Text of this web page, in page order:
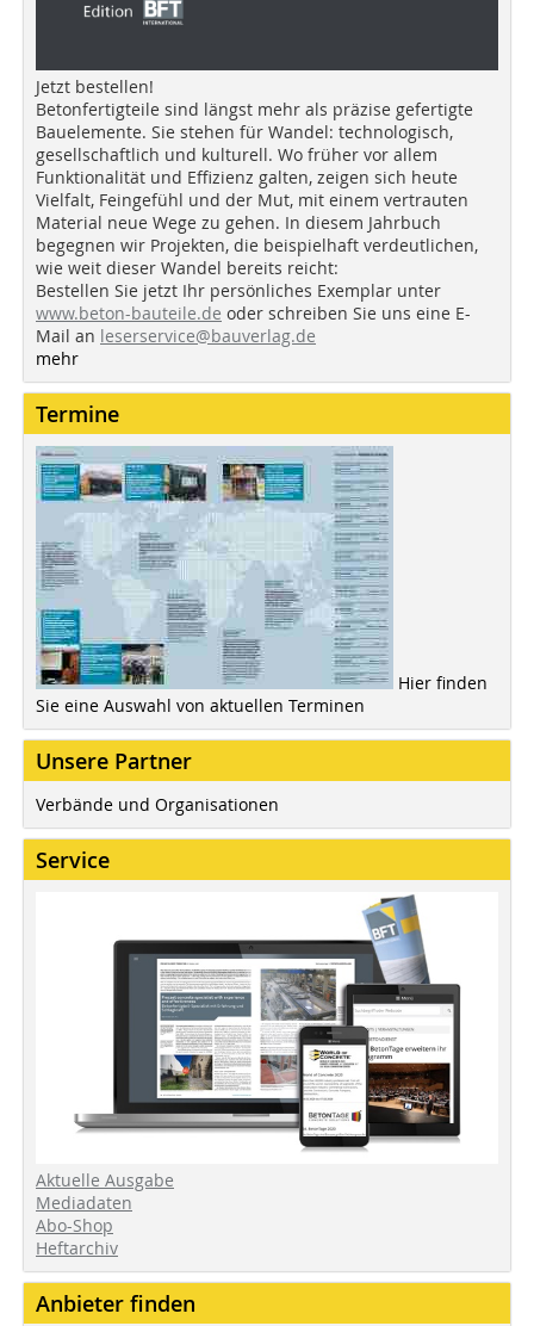
Jetzt bestellen!
Betonfertigteile sind längst mehr als präzise gefertigte
Bauelemente. Sie stehen für Wandel: technologisch,
gesellschaftlich und kulturell. Wo früher vor allem
Funktionalität und Effizienz galten, zeigen sich heute
Vielfalt, Feingefühl und der Mut, mit einem vertrauten
Material neue Wege zu gehen. In diesem Jahrbuch
begegnen wir Projekten, die beispielhaft verdeutlichen,
wie weit dieser Wandel bereits reicht:
Bestellen Sie jetzt Ihr persönliches Exemplar unter
www.beton-bauteile.de oder schreiben Sie uns eine E-
Mail an leserservice@bauverlag.de
mehr
Termine
Hier finden
Sie eine Auswahl von aktuellen Terminen
Unsere Partner
Verbände und Organisationen
Service
Aktuelle Ausgabe
Mediadaten
Abo-Shop
Heftarchiv
Anbieter finden